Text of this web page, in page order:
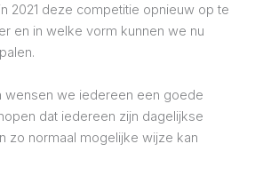
2021 deze competitie opnieuw op te
en in welke vorm kunnen we nu
wensen we iedereen een goede
dat iedereen zijn dagelijkse
zo normaal mogelijke wijze kan